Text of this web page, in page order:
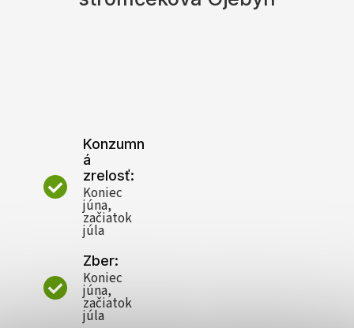
Konzumn
á
zrelosť:
Koniec
júna,
začiatok
júla
Zber:
Koniec
júna,
začiatok
júla